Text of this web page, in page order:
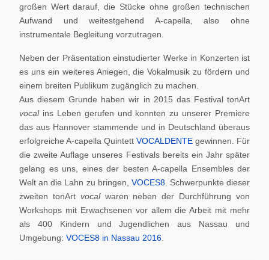
großen Wert darauf, die Stücke ohne großen technischen
Aufwand und weitestgehend A-capella, also ohne
instrumentale Begleitung vorzutragen.
Neben der Präsentation einstudierter Werke in Konzerten ist
es uns ein weiteres Aniegen, die Vokalmusik zu fördern und
einem breiten Publikum zugänglich zu machen.
Aus diesem Grunde haben wir in 2015 das Festival tonArt
vocal ins Leben gerufen und konnten zu unserer Premiere
das aus Hannover stammende und in Deutschland überaus
erfolgreiche A-capella Quintett VOCALDENTE gewinnen. Für
die zweite Auflage unseres Festivals bereits ein Jahr später
gelang es uns, eines der besten A-capella Ensembles der
Welt an die Lahn zu bringen, VOCES8. Schwerpunkte dieser
zweiten tonArt vocalwaren neben der Durchführung von
Workshops mit Erwachsenen vor allem die Arbeit mit mehr
als 400 Kindern und Jugendlichen aus Nassau und
Umgebung: VOCES8 in Nassau 2016